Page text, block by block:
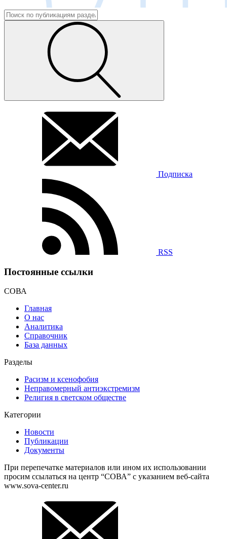
Подписка
RSS
Постоянные ссылки
СОВА
Главная
О нас
Аналитика
Справочник
База данных
Разделы
Расизм и ксенофобия
Неправомерный антиэкстремизм
Религия в светском обществе
Категории
Новости
Публикации
Документы
При перепечатке материалов или ином их использовании
просим ссылаться на центр “СОВА” с указанием веб-сайта
www.sova-center.ru